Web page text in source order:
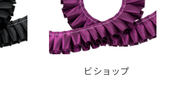
ビショップ